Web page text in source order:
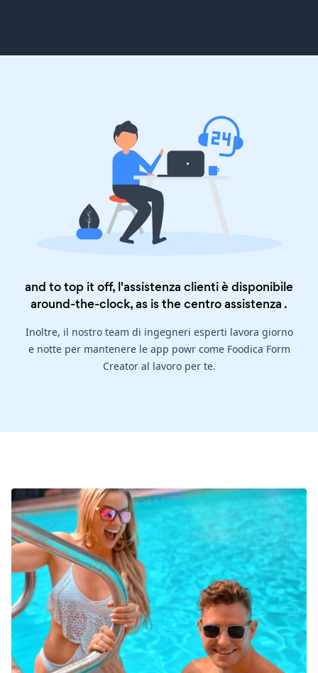
and to top it off, l'assistenza clienti è disponibile
around-the-clock, as is thecentro assistenza .
Inoltre, il nostro team di ingegneri esperti lavora giorno
e notte per mantenere le app powr come Foodica Form
Creator al lavoro per te.